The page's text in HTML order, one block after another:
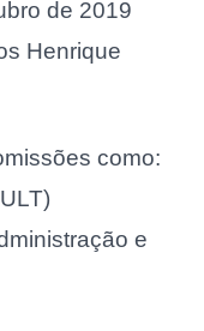
de 2019
Henrique
como:
e